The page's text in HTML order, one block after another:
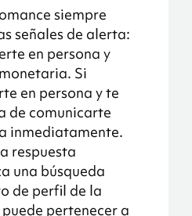
siempre
señales de alerta:
en persona y
Si
en persona y te
de comunicarte
inmediatamente.
respuesta
una búsqueda
de perfil de la
pertenecer a